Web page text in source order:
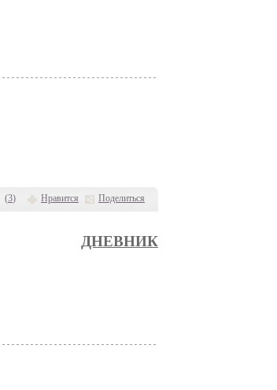
(3) Нравится Поделиться
ДНЕВНИК